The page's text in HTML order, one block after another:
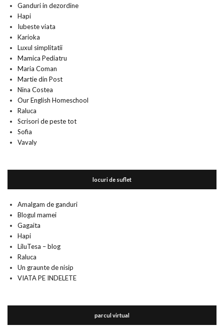
Ganduri in dezordine
Hapi
Iubeste viata
Karioka
Luxul simplitatii
Mamica Pediatru
Maria Coman
Martie din Post
Nina Costea
Our English Homeschool
Raluca
Scrisori de peste tot
Sofia
Vavaly
locuri de suflet
Amalgam de ganduri
Blogul mamei
Gagaita
Hapi
LiluTesa – blog
Raluca
Un graunte de nisip
VIATA PE INDELETE
parcul virtual